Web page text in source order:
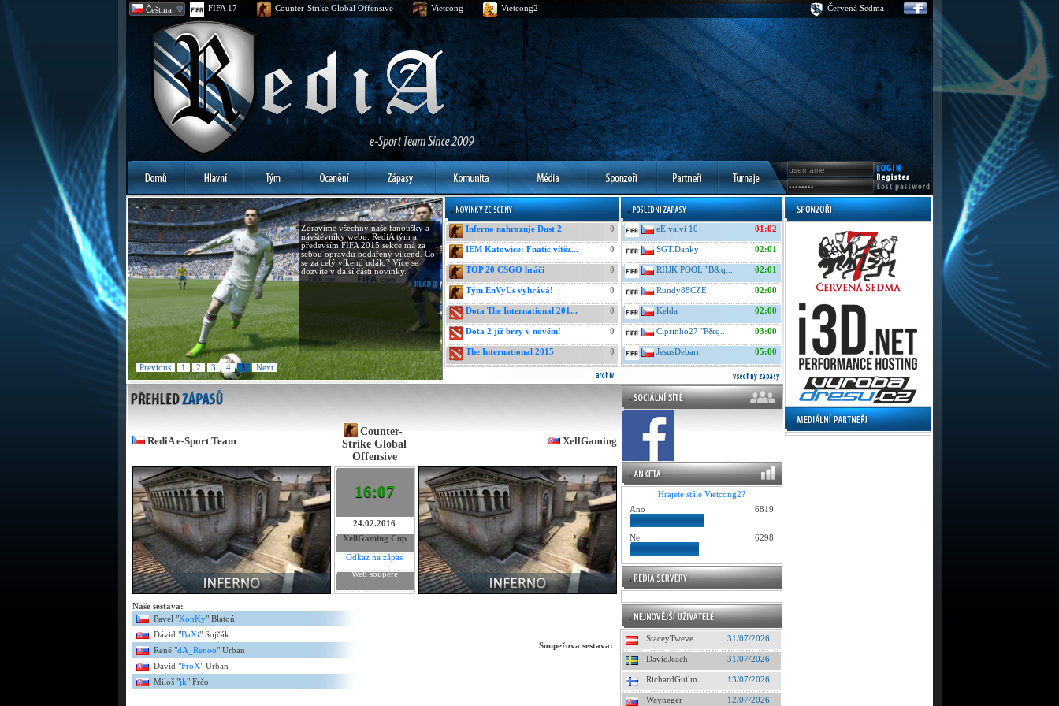
Čeština FIFA 17 Counter-Strike Global Offensive Vietcong Vietcong2 Červená Sedma
Zdravíme všechny naše fanoušky a
návštěvníky webu. RediA tým a
především FIFA 2015 sekce má za
sebou opravdu podařený víkend. Co
se za celý víkend událo? Více se
dozvíte v další části novinky.
Previous 1 2 3 4 5 Next
Inferno nahrazuje Dust 2 0
IEM Katowice: Fnatic vítěz... 0
TOP 20 CSGO hráči 0
Tým EnVyUs vyhrává! 0
Dota The International 201... 0
Dota 2 již brzy v novém! 0
The International 2015 0
eE.valvi 10 01:02
SGT.Danky 02:01
RIIJK POOL "B&q... 02:01
Rundy88CZE 02:00
Kelda 02:00
Ciprinho27 "P&q... 03:00
JesusDebarr 05:00
RediA e-Sport Team
Counter-
Strike Global
Offensive
XellGaming
16:07
24.02.2016
XellGaming Cup
Odkaz na zápas
Web soupeře
Naše sestava:
Pavel "KonKy" Blatoń
Dávid "BaXi" Sojčák
René "dA_Renoo" Urban
Dávid "FroX" Urban
Miloš "jk" Frčo
Soupeřova sestava:
Hrajete stále Vietcong2?
Ano
6819
Ne 6298
StaceyTweve 31/07/2026
DavidJeach 31/07/2026
RichardGuilm 13/07/2026
Wayneger 12/07/2026